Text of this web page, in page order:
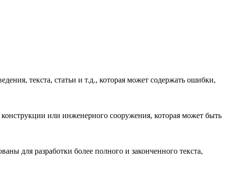
текста, статьи и т.д., которая может содержать ошибки,
или инженерного сооружения, которая может быть
для разработки более полного и законченного текста,